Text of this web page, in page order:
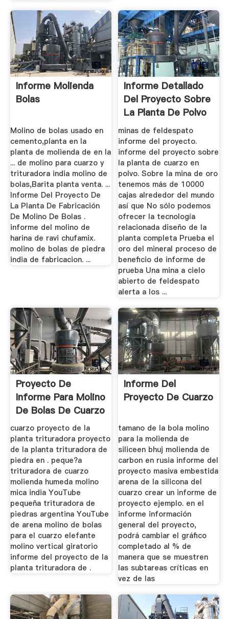
Informe Molienda
Bolas
Molino de bolas usado en
cemento,planta en la
planta de molienda de en la
... de molino para cuarzo y
trituradora india molino de
bolas,Barita planta venta. ...
Informe Del Proyecto De
La Planta De Fabricación
De Molino De Bolas .
informe del molino de
harina de ravi chufamix.
molino de bolas de piedra
india de fabricacion. ...
Informe Detallado
Del Proyecto Sobre
La Planta De Polvo
De ...
minas de feldespato
informe del proyecto.
informe del proyecto sobre
la planta de cuarzo en
polvo. Sobre la mina de oro
tenemos más de 10000
cajas alrededor del mundo
así que No sólo podemos
ofrecer la tecnología
relacionada diseño de la
planta completa Prueba el
oro del mineral proceso de
beneficio de informe de
prueba Una mina a cielo
abierto de feldespato
alerta a los ...
Proyecto De
Informe Para Molino
De Bolas De Cuarzo
cuarzo proyecto de la
planta trituradora proyecto
de la planta trituradora de
piedra en . peque?a
trituradora de cuarzo
molienda humeda molino
mica india YouTube
pequeña trituradora de
piedras argentina YouTube
de arena molino de bolas
para el cuarzo elefante
molino vertical giratorio
informe del proyecto de la
planta trituradora de .
Informe Del
Proyecto De Cuarzo
tamano de la bola molino
para la molienda de
siliceen bhuj molienda de
carbon en rusia informe del
proyecto masiva embestida
arena de la silicona del
cuarzo crear un informe de
proyecto ejemplo. en el
informe información
general del proyecto,
podrá cambiar el gráfico
completado al % de
manera que se muestren
las subtareas críticas en
vez de las